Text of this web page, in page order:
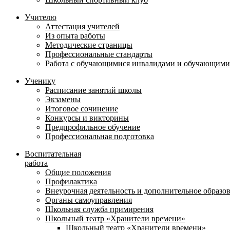
Учителю
Аттестация учителей
Из опыта работы
Методические страницы
Профессиональные стандарты
Работа с обучающимися инвалидами и
Ученику
Расписание занятий школы
Экзамены
Итоговое сочинение
Конкурсы и викторины
Предпрофильное обучение
Профессиональная подготовка
Воспитательная
работа
Общие положения
Профилактика
Внеурочная деятельность и дополнительное
Органы самоуправления
Школьная служба примирения
Школьный театр «Хранители времени»
Школьный театр «Хранители времени»